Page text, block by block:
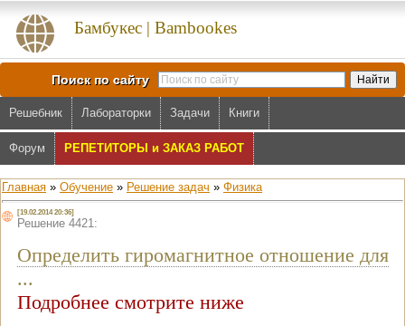
Бамбукес | Bambookes
Поиск по сайту
Решебник Лабораторки Задачи Книги
Форум РЕПЕТИТОРЫ и ЗАКАЗ РАБОТ
Главная » Обучение » Решение задач » Физика
[19.02.2014 20:36]
Решение 4421:
Определить гиромагнитное отношение для
...
Подробнее смотрите ниже